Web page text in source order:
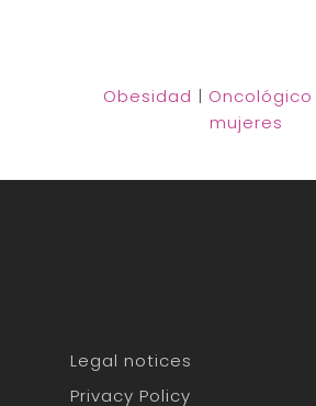
Obesidad | Oncológico
mujeres
Legal notices
Privacy Policy